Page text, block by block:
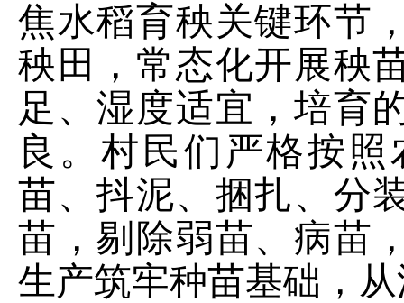
焦水稻育秧关键环节
秧田，常态化开展秧
足、湿度适宜，培育
良。村民们严格按
苗、抖泥、捆扎、分
苗，剔除弱苗、病苗
生产筑牢种苗基础，